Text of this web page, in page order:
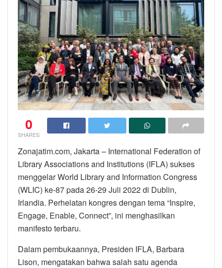
0
SHARES
Zonajatim.com, Jakarta – International Federation of
Library Associations and Institutions (IFLA) sukses
menggelar World Library and Information Congress
(WLIC) ke-87 pada 26-29 Juli 2022 di Dublin,
Irlandia. Perhelatan kongres dengan tema “Inspire,
Engage, Enable, Connect”, ini menghasilkan
manifesto terbaru.
Dalam pembukaannya, Presiden IFLA, Barbara
Lison, mengatakan bahwa salah satu agenda